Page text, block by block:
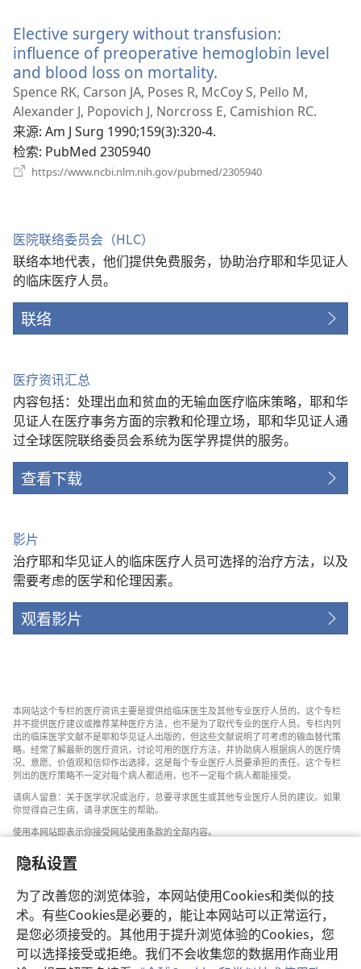
隐私设置
为了改善您的浏览体验，本网站使用Cookies和类似的技
术。有些Cookies是必要的，能让本网站可以正常运行，
是您必须接受的。其他用于提升浏览体验的Cookies，您
可以选择接受或拒绝。我们不会收集您的数据用作商业用
窗
口）
Elective surgery without transfusion:
influence of preoperative hemoglobin level
and blood loss on mortality.
开
新
Spence RK, Carson JA, Poses R, McCoy S, Pello M,
Alexander J, Popovich J, Norcross E, Camishion RC.
来源‎: Am J Surg 1990;159(3):320-4.
检索‎: PubMed 2305940
https://www.ncbi.nlm.nih.gov/pubmed/2305940
医院联络委员会（HLC）
联络本地代表，他们提供免费服务，协助治疗耶和华见证人
的临床医疗人员。
联络
医疗资讯汇总
内容包括：处理出血和贫血的无输血医疗临床策略，耶和华
见证人在医疗事务方面的宗教和伦理立场，耶和华见证人通
过全球医院联络委员会系统为医学界提供的服务。
查看下载
影片
治疗耶和华见证人的临床医疗人员可选择的治疗方法，以及
需要考虑的医学和伦理因素。
观看影片
本网站这个专栏的医疗资讯主要是提供给临床医生及其他专业医疗人员的。这个专栏
并不提供医疗建议或推荐某种医疗方法，也不是为了取代专业的医疗人员。专栏内列
出的临床医学文献不是耶和华见证人出版的，但这些文献说明了可考虑的输血替代策
略。经常了解最新的医疗资讯，讨论可用的医疗方法，并协助病人根据病人的医疗情
况、意愿、价值观和信仰作出选择，这是每个专业医疗人员要承担的责任。这个专栏
列出的医疗策略不一定对每个病人都适用，也不一定每个病人都能接受。
请病人留意：关于医学状况或治疗，总要寻求医生或其他专业医疗人员的建议。如果
你觉得自己生病，请寻求医生的帮助。
使用本网站即表示你接受网站使用条款的全部内容。
设置外观